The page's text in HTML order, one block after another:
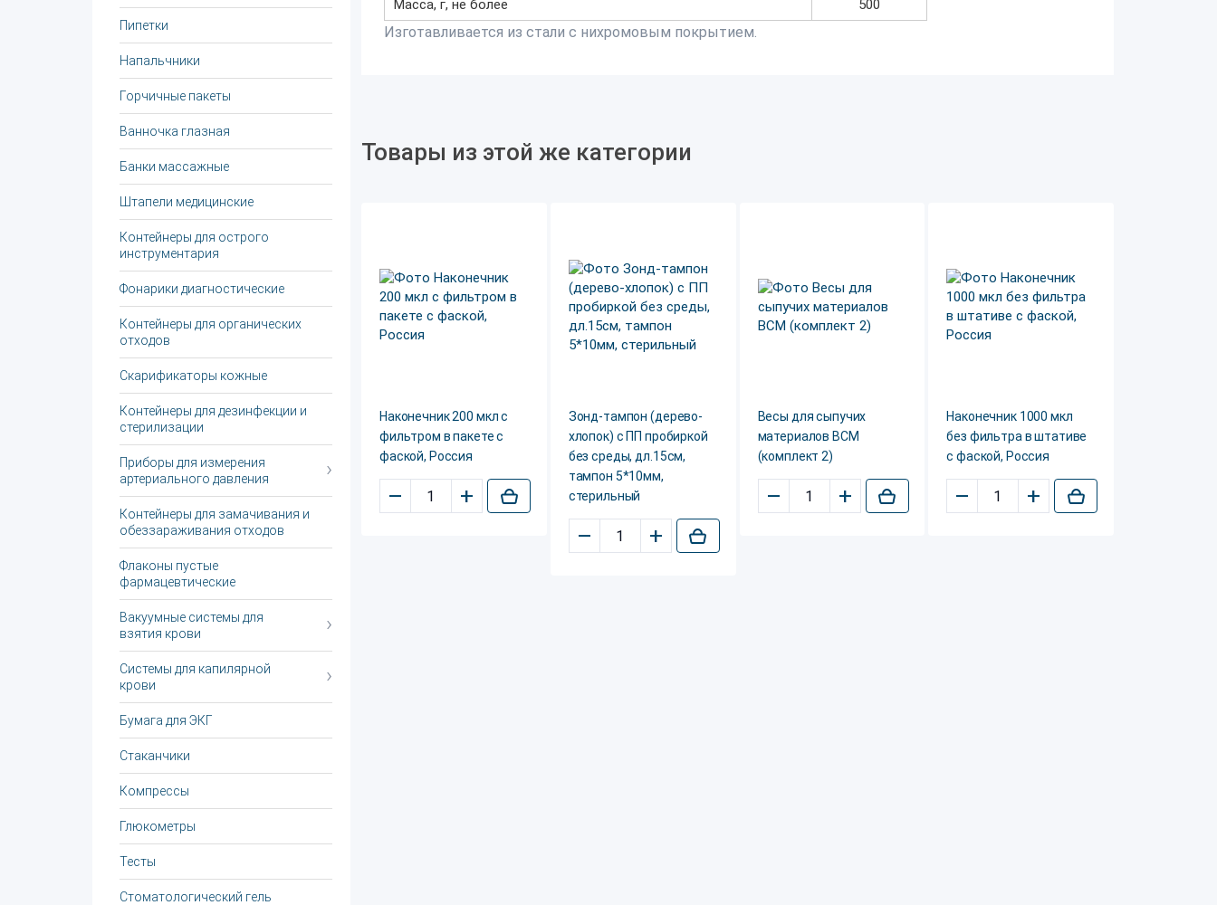
Пипетки
Напальчники
Горчичные пакеты
Ванночка глазная
Банки массажные
Штапели медицинские
Контейнеры для острого
инструментария
Фонарики диагностические
Контейнеры для органических
отходов
Скарификаторы кожные
Контейнеры для дезинфекции и
стерилизации
Приборы для измерения
артериального давления
Контейнеры для замачивания и
обеззараживания отходов
Флаконы пустые
фармацевтические
Вакуумные системы для
взятия крови
Системы для капилярной
крови
Бумага для ЭКГ
Стаканчики
Компрессы
Глюкометры
Тесты
Стоматологический гель
Масса, г, не более
500
Изготавливается из стали с нихромовым покрытием.
Товары из этой же категории
Наконечник 200 мкл с
фильтром в пакете с
фаской, Россия
– +
Зонд-тампон (дерево-
хлопок) с ПП пробиркой
без среды, дл.15см,
тампон 5*10мм,
стерильный
– +
Весы для сыпучих
материалов ВСМ
(комплект 2)
– +
Наконечник 1000 мкл
без фильтра в штативе
с фаской, Россия
– +